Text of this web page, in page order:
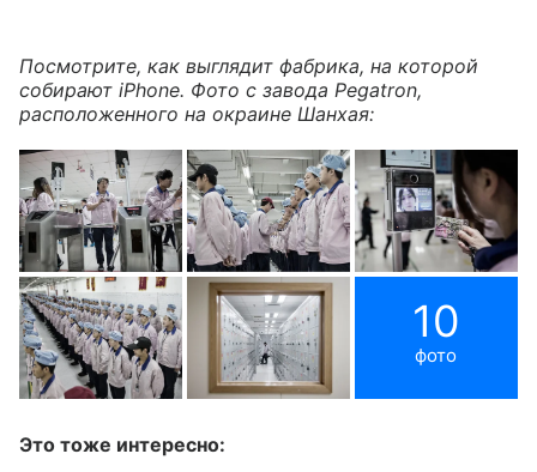
Посмотрите, как выглядит фабрика, на которой
собирают iPhone. Фото с завода Pegatron,
расположенного на окраине Шанхая:
10
фото
Это тоже интересно: